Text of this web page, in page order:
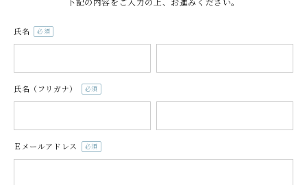
氏名
(必
氏名（フリガナ）
(必
Ｅメールアドレス
(必